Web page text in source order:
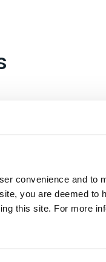
convenience and to
you are deemed to
this site. For more